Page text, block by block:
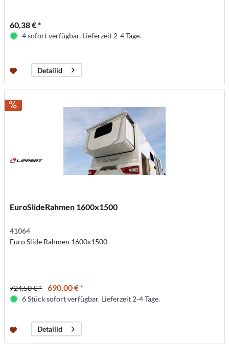
60,38 € *
4 sofort verfügbar. Lieferzeit 2-4 Tage.
Detailid
EuroSlideRahmen 1600x1500
41064
Euro Slide Rahmen 1600x1500
724,50 € * 690,00 € *
6 Stück sofort verfügbar. Lieferzeit 2-4 Tage.
Detailid